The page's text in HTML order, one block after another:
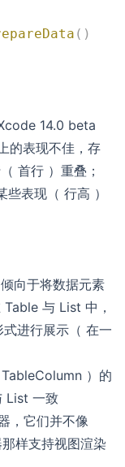
()
14.0 beta
的表现不佳，存
首行 ）重叠；
表现（ 行高 ）
向于将数据元素
与 List 中，
进行展示（ 在一
）的
List 一致
，它们并不像
样支持视图渲染